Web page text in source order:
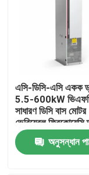
এসি-ডিসি-এসি একক
5.5-600kW
সাধারণ ডিসি বাস মোটর
ভেরিয়েবল
লিফটের জন্য
অনুসন্ধান